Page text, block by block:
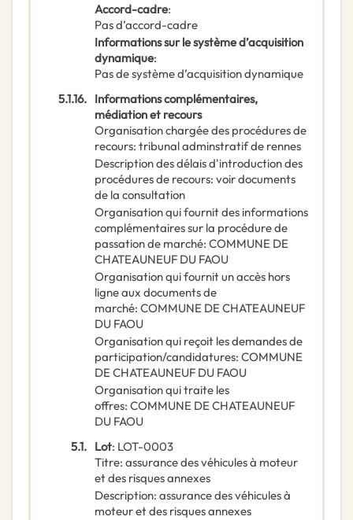
Accord-cadre:
Pas d’accord-cadre
Informations sur le système d’acquisition
dynamique:
Pas de système d’acquisition dynamique
5.1.16. Informations complémentaires,
médiation et recours
Organisation chargée des procédures de
recours: tribunal adminstratif de rennes
Description des délais d'introduction des
procédures de recours: voir documents
de la consultation
Organisation qui fournit des informations
complémentaires sur la procédure de
passation de marché: COMMUNE DE
CHATEAUNEUF DU FAOU
Organisation qui fournit un accès hors
ligne aux documents de
marché: COMMUNE DE CHATEAUNEUF
DU FAOU
Organisation qui reçoit les demandes de
participation/candidatures: COMMUNE
DE CHATEAUNEUF DU FAOU
Organisation qui traite les
offres: COMMUNE DE CHATEAUNEUF
DU FAOU
5.1. Lot: LOT-0003
Titre: assurance des véhicules à moteur
et des risques annexes
Description: assurance des véhicules à
moteur et des risques annexes